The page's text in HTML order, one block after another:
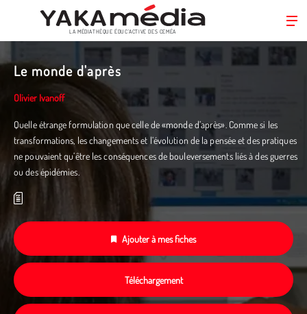
au
principal
LA MÉDIATHÈQUE ÉDUC’ACTIVE DES CEMÉA
Le monde d'après
Olivier Ivanoff
Quelle étrange formulation que celle de «monde d’après». Comme si les
transformations, les changements et l’évolution de la pensée et des pratiques
ne pouvaient qu’être les conséquences de bouleversements liés à des guerres
ou des épidémies.
Ajouter à mes fiches
Téléchargement